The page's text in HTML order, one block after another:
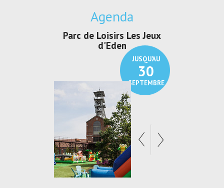
Agenda
JUSQU'AU
30
SEPTEMBRE
Parc de Loisirs Les Jeux
d'Eden